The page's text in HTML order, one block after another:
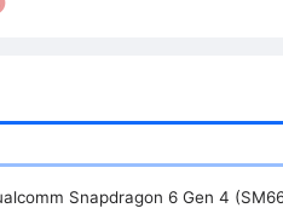
Snapdragon 6 Gen 4